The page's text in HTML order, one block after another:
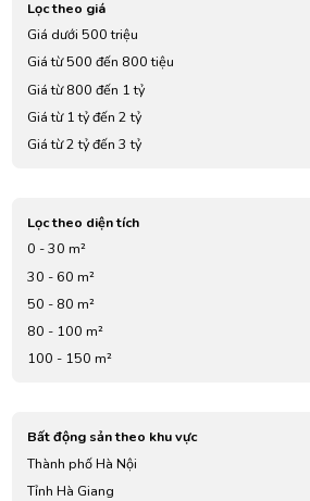
Lọc theo giá
Giá dưới 500 triệu
Giá từ 500 đến 800 tiệu
Giá từ 800 đến 1 tỷ
Giá từ 1 tỷ đến 2 tỷ
Giá từ 2 tỷ đến 3 tỷ
Lọc theo diện tích
0 - 30 m²
30 - 60 m²
50 - 80 m²
80 - 100 m²
100 - 150 m²
Bất động sản theo khu vực
Thành phố Hà Nội
Tỉnh Hà Giang